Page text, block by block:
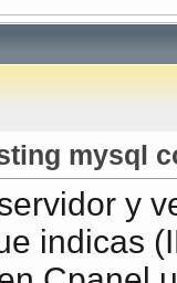
mysql
y
indicas